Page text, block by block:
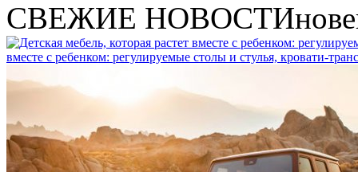
СВЕЖИЕ НОВОСТИ
вместе с ребенком: регулируемые столы и стулья, кровати-